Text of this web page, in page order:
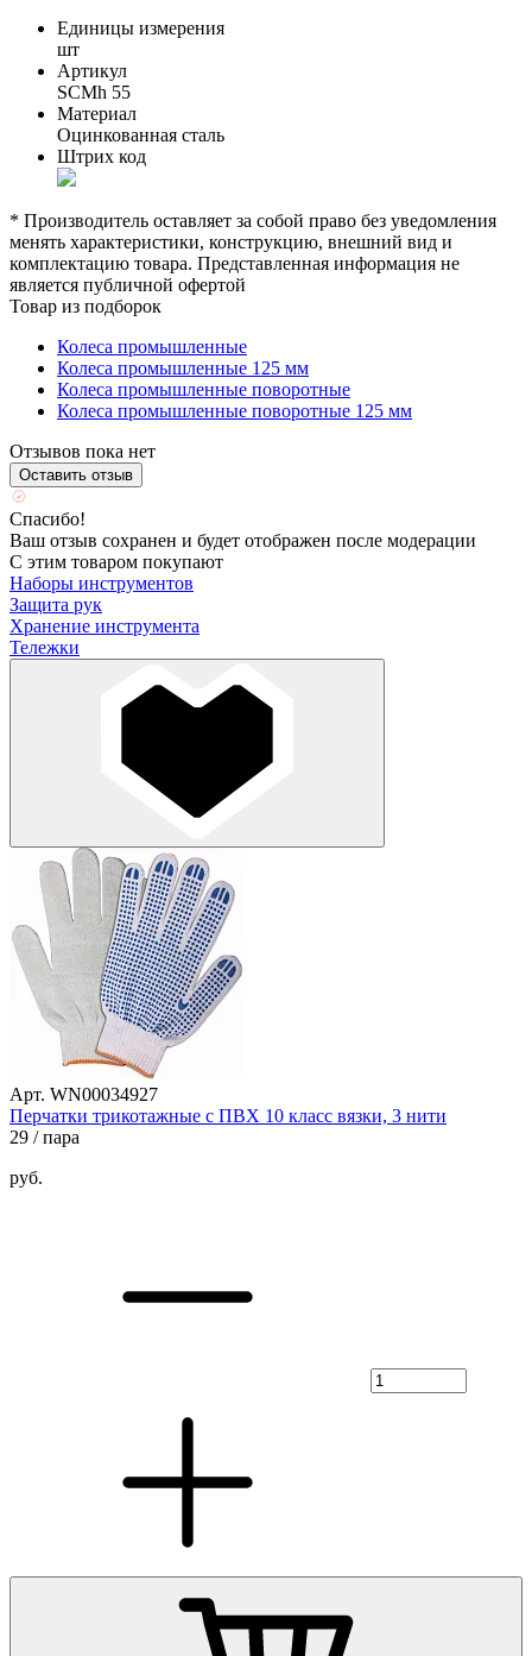
Единицы измерения
шт
Артикул
SCMh 55
Материал
Оцинкованная сталь
Штрих код
* Производитель оставляет за собой право без уведомления
менять характеристики, конструкцию, внешний вид и
комплектацию товара. Представленная информация не
является публичной офертой
Товар из подборок
Колеса промышленные
Колеса промышленные 125 мм
Колеса промышленные поворотные
Колеса промышленные поворотные 125 мм
Отзывов пока нет
Оставить отзыв
Спасибо!
Ваш отзыв сохранен и будет отображен после модерации
С этим товаром покупают
Наборы инструментов
Защита рук
Хранение инструмента
Тележки
Арт. WN00034927
Перчатки трикотажные с ПВХ 10 класс вязки, 3 нити
29 / пара
руб.